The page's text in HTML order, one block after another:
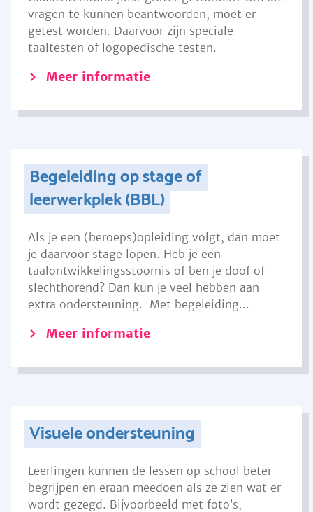
vragen te kunnen beantwoorden, moet er
getest worden. Daarvoor zijn speciale
taaltesten of logopedische testen.
Meer informatie
Begeleiding op stage of
leerwerkplek (BBL)
Als je een (beroeps)opleiding volgt, dan moet
je daarvoor stage lopen. Heb je een
taalontwikkelingsstoornis of ben je doof of
slechthorend? Dan kun je veel hebben aan
extra ondersteuning. Met begeleiding...
Meer informatie
Visuele ondersteuning
Leerlingen kunnen de lessen op school beter
begrijpen en eraan meedoen als ze zien wat er
wordt gezegd. Bijvoorbeeld met foto’s,